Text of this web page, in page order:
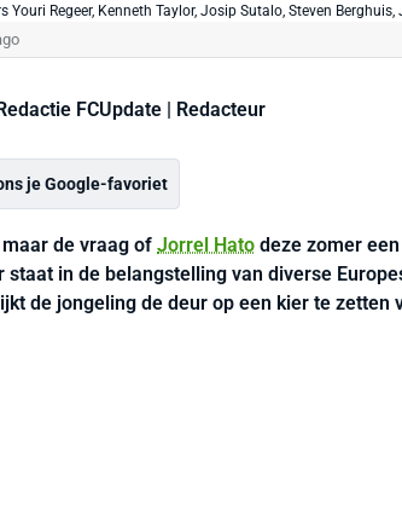
FCUpdate | Redacteur
je Google-favoriet
de vraag of Jorrel Hato deze zomer
staat in de belangstelling van diverse
de jongeling de deur op een kier te